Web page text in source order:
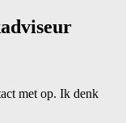
met op. Ik denk